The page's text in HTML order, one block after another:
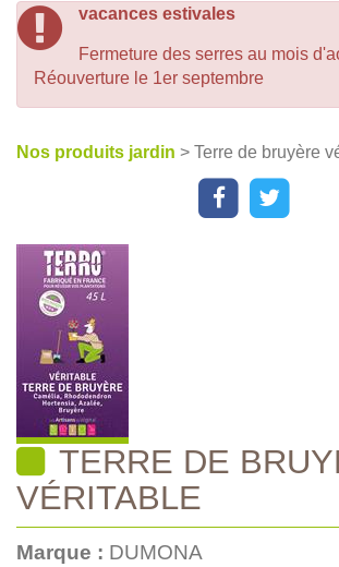
vacances estivales
Fermeture des serres au mois
Réouverture le 1er septembre
Nos produits jardin > Terre de bruyère
TERRE DE
VÉRITABLE
Marque : DUMONA